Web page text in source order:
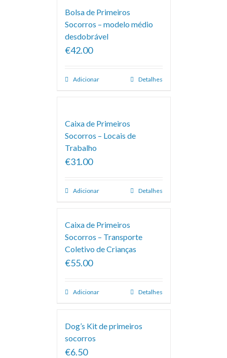
Bolsa de Primeiros
Socorros – modelo médio
desdobrável
€42.00
Adicionar Detalhes
Caixa de Primeiros
Socorros – Locais de
Trabalho
€31.00
Adicionar Detalhes
Caixa de Primeiros
Socorros – Transporte
Coletivo de Crianças
€55.00
Adicionar Detalhes
Dog’s Kit de primeiros
socorros
€6.50